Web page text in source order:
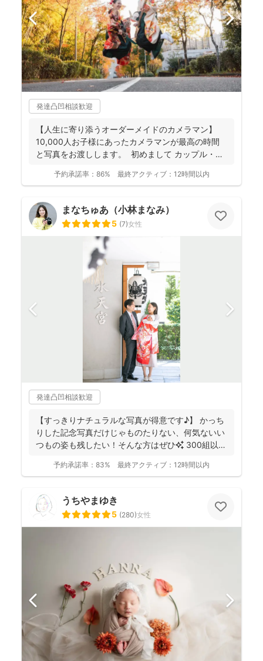
発達凸凹相談歓迎
【人生に寄り添うオーダーメイドのカメラマン】
10,000人お子様にあったカメラマンが最高の時間
と写真をお渡しします。 初めまして カップル・
予約承諾率： 86% 最終アクティブ： 12時間以内
まなちゅあ（小林まなみ）
5 (7)女性
発達凸凹相談歓迎
【すっきりナチュラルな写真が得意です♪】 かっち
りした記念写真だけじゃものたりない、何気ないい
つもの姿も残したい！そんな方はぜひ✨️ 300組以上
予約承諾率： 83% 最終アクティブ： 12時間以内
うちやまゆき
5 (280)女性